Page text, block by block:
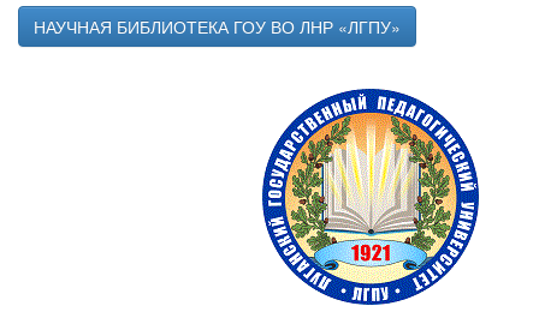
НАУЧНАЯ БИБЛИОТЕКА ГОУ ВО ЛНР «ЛГПУ»